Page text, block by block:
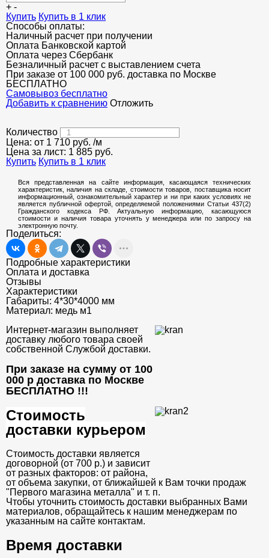
+ -
Купить Купить в 1 клик
Способы оплаты:
Наличный расчет при получении
Оплата Банковской картой
Оплата через Сбербанк
Безналичный расчет с выставлением счета
При заказе от 100 000 руб. доставка по Москве
БЕСПЛАТНО
Cамовывоз бесплатно
Добавить к сравнению Отложить
Количество
Цена: от 1 710 руб. /м
Цена за лист: 1 885 руб.
Купить Купить в 1 клик
Вся представленная на сайте информация, касающаяся технических
характеристик, наличия на складе, стоимости товаров, поставщика носит
информационный, ознакомительный характер и ни при каких условиях не
является публичной офертой, определяемой положениями Статьи 437(2)
Гражданского кодекса РФ. Актуальную информацию, касающуюся
стоимости и наличия товара уточнять у менеджера или по запросу на
электронную почту.
Поделиться:
Подробные характеристики
Оплата и доставка
Отзывы
Характеристики
Габариты: 4*30*4000 мм
Материал: медь м1
Интернет-магазин выполняет
доставку любого товара своей
собственной Службой доставки.
При заказе на сумму от 100
000 р доставка по Москве
БЕСПЛАТНО !!!
Стоимость
доставки курьером
Стоимость доставки является
договорной (от 700 р.) и зависит
от разных факторов: от района,
от объема закупки, от ближайшей к Вам точки продаж
"Первого магазина металла" и т. п.
Чтобы уточнить стоимость доставки выбранных Вами
материалов, обращайтесь к нашим менеджерам по
указанным на сайте контактам.
Время доставки